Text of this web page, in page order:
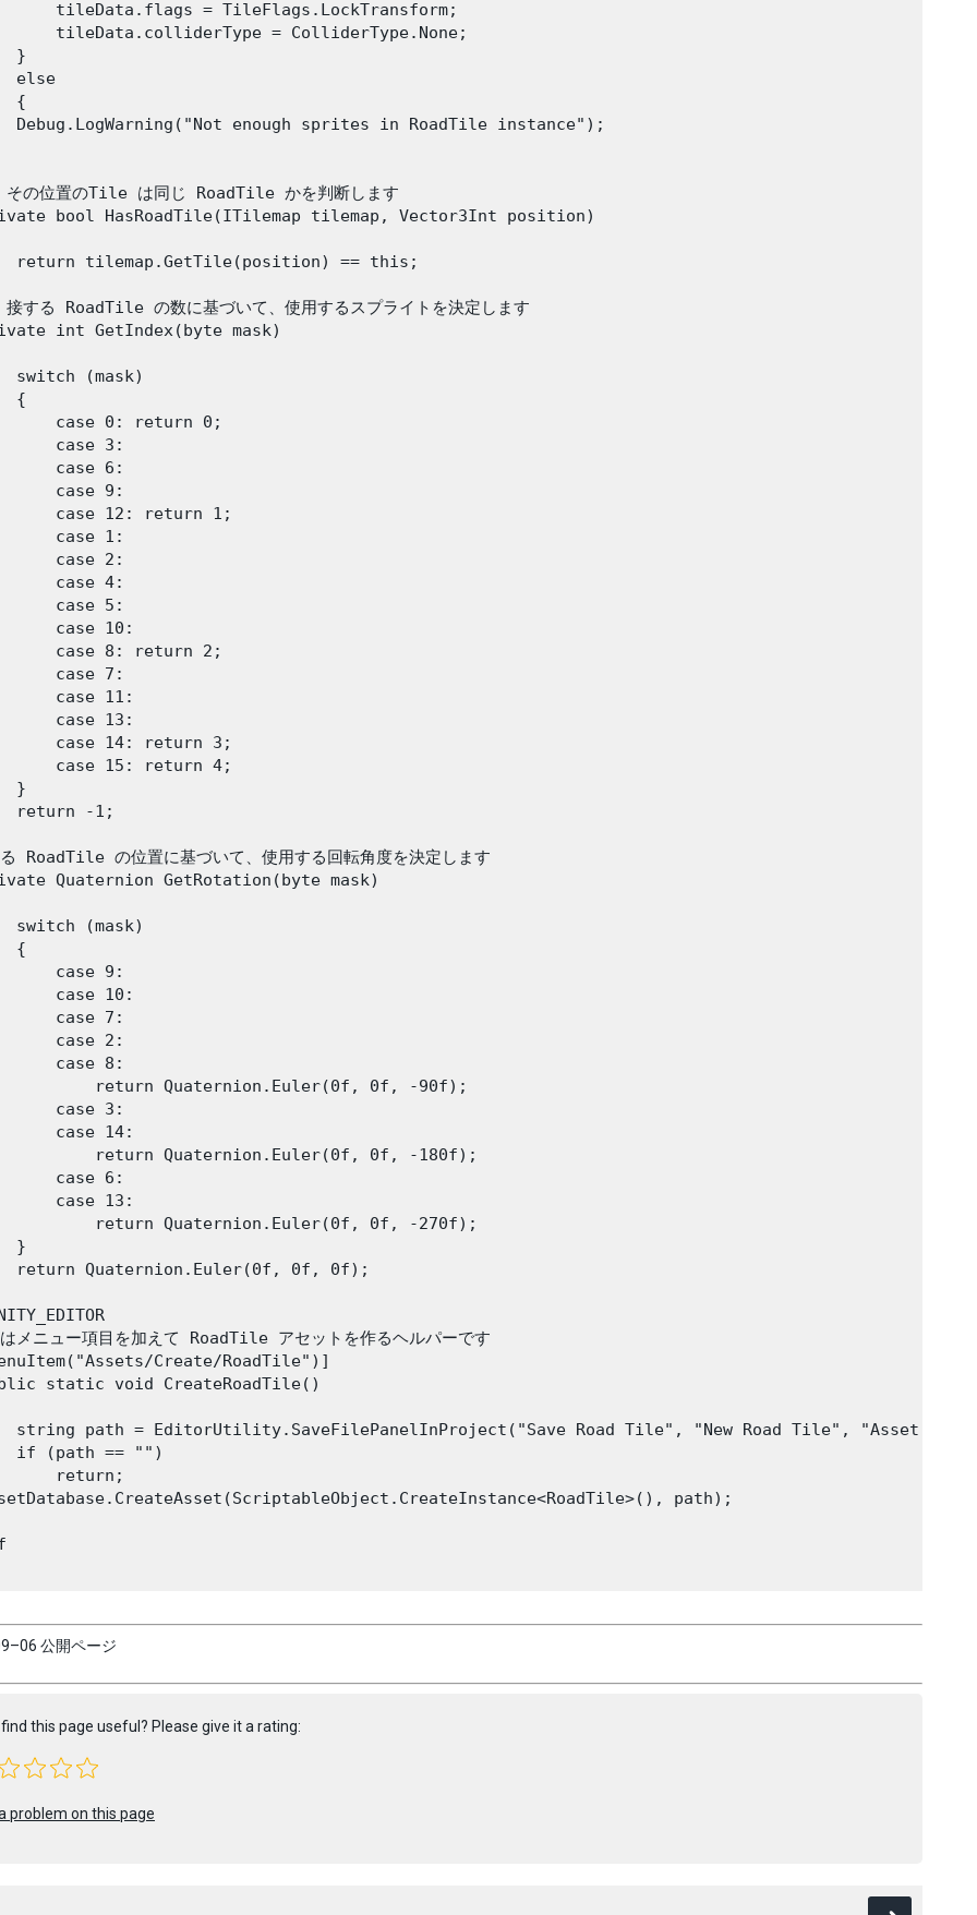
tileData.flags = TileFlags.LockTransform;
tileData.colliderType = ColliderType.None;
}
else
{
Debug.LogWarning("Not enough sprites in RoadTile instance");
の位置のTile は同じ RoadTile かを判断します
bool HasRoadTile(ITilemap tilemap, Vector3Int position)
return tilemap.GetTile(position) == this;
する RoadTile の数に基づいて、使用するスプライトを決定します
int GetIndex(byte mask)
switch (mask)
{
case 0: return 0;
case 3:
case 6:
case 9:
case 12: return 1;
case 1:
case 2:
case 4:
case 5:
case 10:
case 8: return 2;
case 7:
case 11:
case 13:
case 14: return 3;
case 15: return 4;
}
return -1;
RoadTile の位置に基づいて、使用する回転角度を決定します
Quaternion GetRotation(byte mask)
switch (mask)
{
case 9:
case 10:
case 7:
case 2:
case 8:
return Quaternion.Euler(0f, 0f, -90f);
case 3:
case 14:
return Quaternion.Euler(0f, 0f, -180f);
case 6:
case 13:
return Quaternion.Euler(0f, 0f, -270f);
}
return Quaternion.Euler(0f, 0f, 0f);
メニュー項目を加えて RoadTile アセットを作るヘルパーです
Create/RoadTile")]
static void CreateRoadTile()
string path = EditorUtility.SaveFilePanelInProject("Save Road Tile", "New Road Tile", "Asset",
if (path == "")
return;
path);
公開ページ
find this page useful? Please give it a rating:
problem on this page